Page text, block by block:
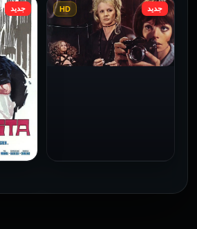
فيلم Le altre مترجم للكبار
فقط
2026
جديد HD جديد